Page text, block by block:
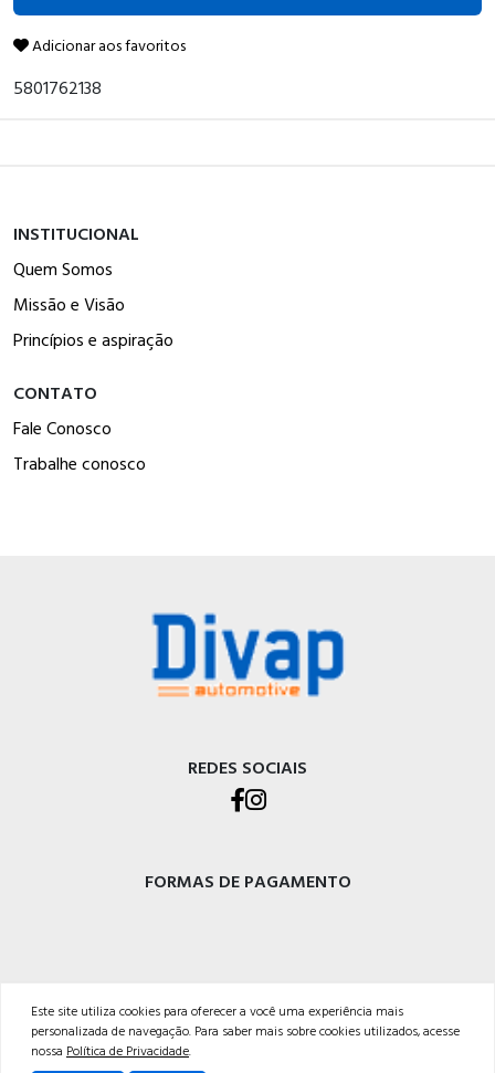
Adicionar aos favoritos
5801762138
INSTITUCIONAL
Quem Somos
Missão e Visão
Princípios e aspiração
CONTATO
Fale Conosco
Trabalhe conosco
REDES SOCIAIS
FORMAS DE PAGAMENTO
DIVAP AUTOPEÇAS LTDA
Rod. BR-470 - Km 225, Integração<br />Garibaldi - RS, CEP 95720-000 <br />54 3029-
Este site utiliza cookies para oferecer a você uma experiência mais
personalizada de navegação. Para saber mais sobre cookies utilizados, acesse
nossa Política de Privacidade.